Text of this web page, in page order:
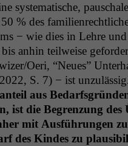
sys­tem­a­tis­che, pauschale
% des
− wie dies in Lehre und
anhin teil­weise
Oeri, “Neues”
2022, S. 7) − ist
aus
ist die Begren­zung
mit Aus­führun­gen
des Kindes zu